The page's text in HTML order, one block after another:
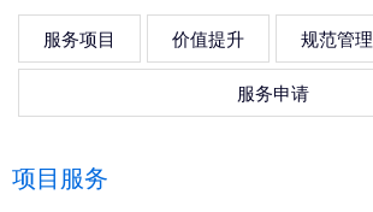
服务项目 价值提升 规范管理
服务申请
项目服务